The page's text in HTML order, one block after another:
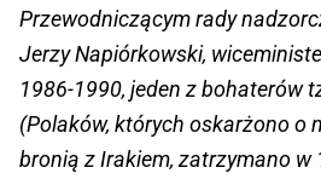
Przewodniczącym rady
Jerzy Napiórkowski,
1986-1990, jeden z bohaterów
(Polaków, których oskarżono o
bronią z Irakiem, zatrzymano w